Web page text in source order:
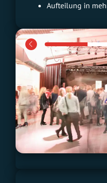
Aufteilung in